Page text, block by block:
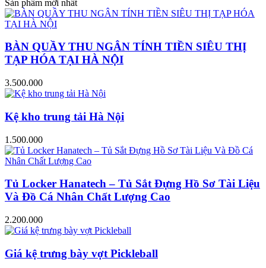
Sản phẩm mới nhất
BÀN QUẦY THU NGÂN TÍNH TIỀN SIÊU THỊ
TẠP HÓA TẠI HÀ NỘI
3.500.000
Kệ kho trung tải Hà Nội
1.500.000
Tủ Locker Hanatech – Tủ Sắt Đựng Hồ Sơ Tài Liệu
Và Đồ Cá Nhân Chất Lượng Cao
2.200.000
Giá kệ trưng bày vợt Pickleball